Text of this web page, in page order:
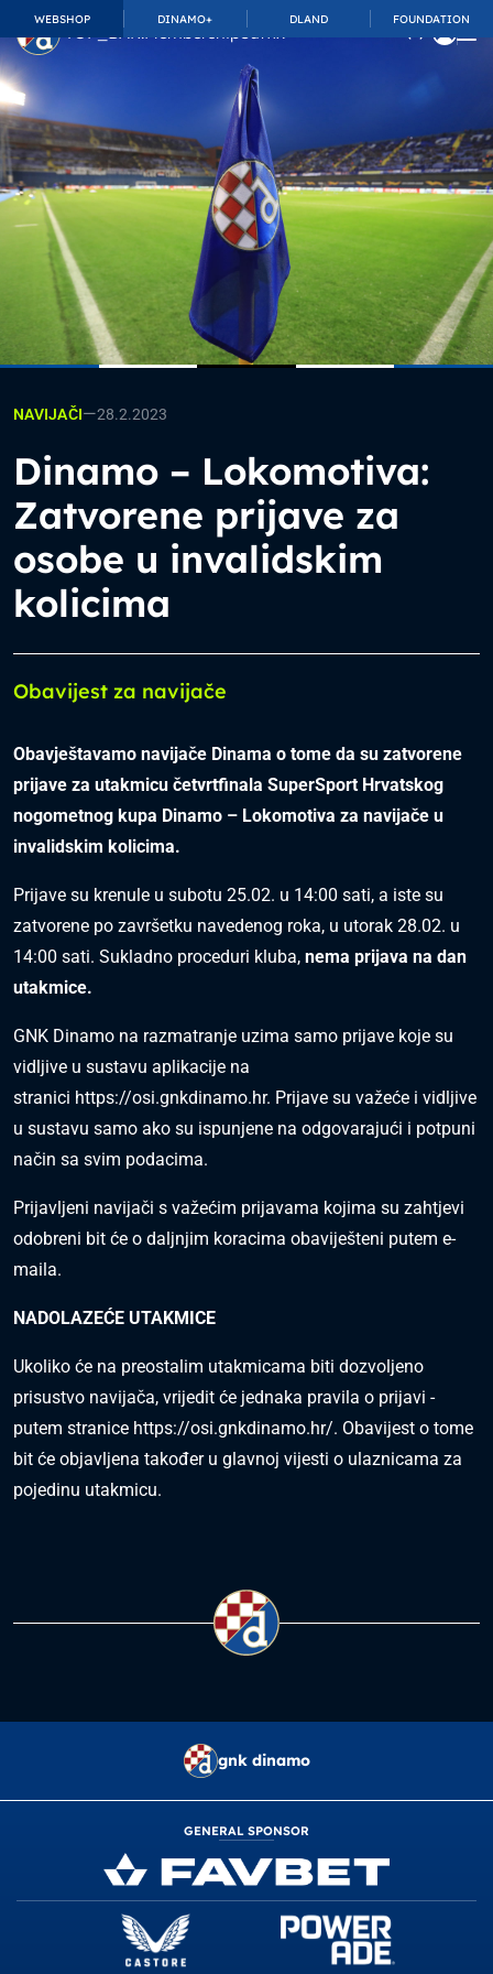
WEBSHOP DINAMO+ DLAND FOUNDATION
TOP_BAR.MembershipSuffix
NAVIJAČI—28.2.2023
Dinamo – Lokomotiva:
Zatvorene prijave za
osobe u invalidskim
kolicima
Obavijest za navijače
Obavještavamo navijače Dinama o tome da su zatvorene
prijave za utakmicu četvrtfinala SuperSport Hrvatskog
nogometnog kupa Dinamo – Lokomotiva za navijače u
invalidskim kolicima.
Prijave su krenule u subotu 25.02. u 14:00 sati, a iste su
zatvorene po završetku navedenog roka, u utorak 28.02. u
14:00 sati. Sukladno proceduri kluba, nema prijava na dan
utakmice.
GNK Dinamo na razmatranje uzima samo prijave koje su
vidljive u sustavu aplikacije na
stranici https://osi.gnkdinamo.hr. Prijave su važeće i vidljive
u sustavu samo ako su ispunjene na odgovarajući i potpuni
način sa svim podacima.
Prijavljeni navijači s važećim prijavama kojima su zahtjevi
odobreni bit će o daljnjim koracima obaviješteni putem e-
maila.
NADOLAZEĆE UTAKMICE
Ukoliko će na preostalim utakmicama biti dozvoljeno
prisustvo navijača, vrijedit će jednaka pravila o prijavi -
putem stranice https://osi.gnkdinamo.hr/. Obavijest o tome
bit će objavljena također u glavnoj vijesti o ulaznicama za
pojedinu utakmicu.
gnk dinamo
GENERAL SPONSOR